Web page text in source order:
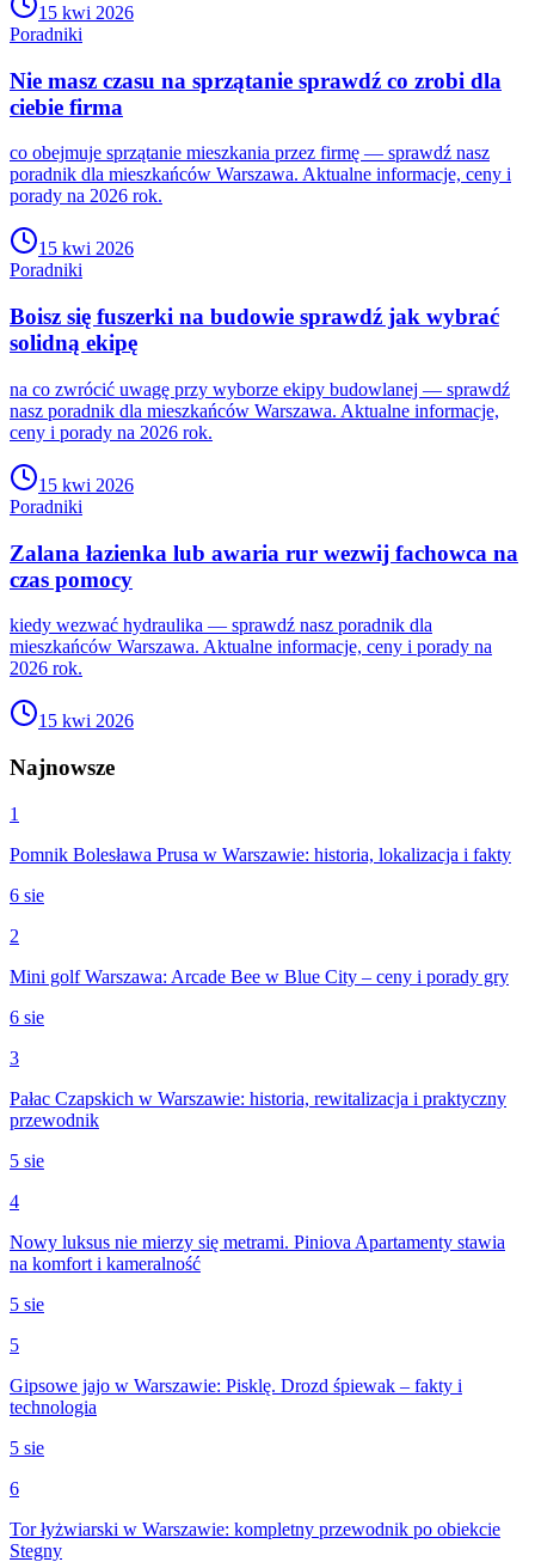
15 kwi 2026
Poradniki
Nie masz czasu na sprzątanie sprawdź co zrobi dla
ciebie firma
co obejmuje sprzątanie mieszkania przez firmę — sprawdź nasz
poradnik dla mieszkańców Warszawa. Aktualne informacje, ceny i
porady na 2026 rok.
15 kwi 2026
Poradniki
Boisz się fuszerki na budowie sprawdź jak wybrać
solidną ekipę
na co zwrócić uwagę przy wyborze ekipy budowlanej — sprawdź
nasz poradnik dla mieszkańców Warszawa. Aktualne informacje,
ceny i porady na 2026 rok.
15 kwi 2026
Poradniki
Zalana łazienka lub awaria rur wezwij fachowca na
czas pomocy
kiedy wezwać hydraulika — sprawdź nasz poradnik dla
mieszkańców Warszawa. Aktualne informacje, ceny i porady na
2026 rok.
15 kwi 2026
Najnowsze
1
Pomnik Bolesława Prusa w Warszawie: historia, lokalizacja i fakty
6 sie
2
Mini golf Warszawa: Arcade Bee w Blue City – ceny i porady gry
6 sie
3
Pałac Czapskich w Warszawie: historia, rewitalizacja i praktyczny
przewodnik
5 sie
4
Nowy luksus nie mierzy się metrami. Piniova Apartamenty stawia
na komfort i kameralność
5 sie
5
Gipsowe jajo w Warszawie: Pisklę. Drozd śpiewak – fakty i
technologia
5 sie
6
Tor łyżwiarski w Warszawie: kompletny przewodnik po obiekcie
Stegny